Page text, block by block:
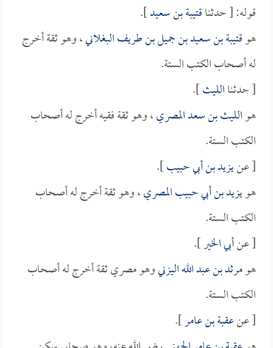
قوله: [ حدثناقتيبة بن سعيد].
هوقتيبة بن سعيد بن جميل بن طريف البغلاني، وهو ثقة أخرج
له أصحاب الكتب الستة.
[ حدثناالليث].
هوالليث بن سعد المصري، وهو ثقة فقيه أخرج له أصحاب
الكتب الستة.
[ عنيزيد بن أبي حبيب].
هويزيد بن أبي حبيب المصري، وهو ثقة أخرج له أصحاب
الكتب الستة.
[ عنأبي الخير].
هومرثد بن عبد الله اليزنيوهو مصري ثقة أخرج له أصحاب
الكتب الستة.
[ عنعقبة بن عامر].